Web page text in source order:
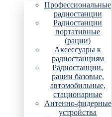
Профессиональные
радиостанции
Радиостанции
портативные
(рации)
Аксессуары к
радиостанциям
Радиостанции,
рации базовые,
автомобильные,
стационарные
Антенно-фидерные
устройства